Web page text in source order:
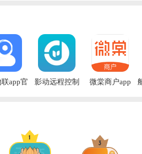
app官
影动远程控制
微棠商户app